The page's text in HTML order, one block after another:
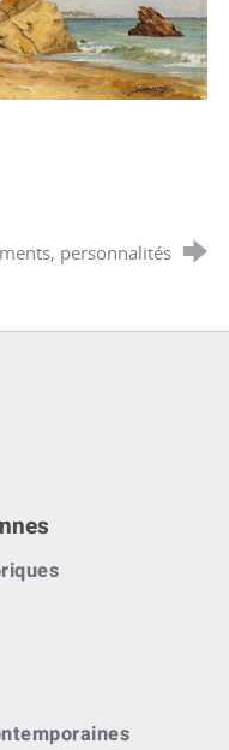
personnalités